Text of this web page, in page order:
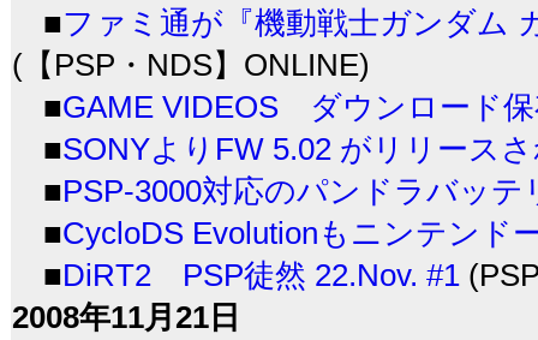
■ファミ通が『機動戦士ガンダム
(【PSP・NDS】ONLINE)
■GAME VIDEOS ダウンロード
■SONYよりFW 5.02 がリリース
■PSP-3000対応のパンドラバッテ
■CycloDS Evolutionもニンテンド
■DiRT2 PSP徒然 22.Nov. #1
2008年11月21日